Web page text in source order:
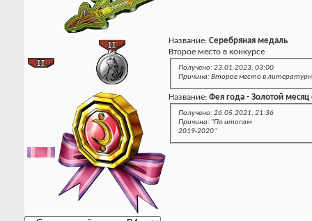
Название: Серебряная медаль
Второе место в конкурсе
Получено: 23.01.2023, 03:00
Причина: Второе место в
Название: Фея года - Золотой месяц
Получено: 26.05.2021, 21:36
Причина: "По итогам
2019-2020"